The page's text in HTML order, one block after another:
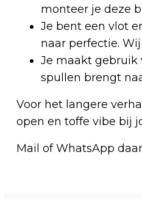
monteer je deze
Je bent een vlot
naar perfectie.
Je maakt gebruik
spullen brengt
Voor het langere
open en toffe vibe bij
Mail of WhatsApp